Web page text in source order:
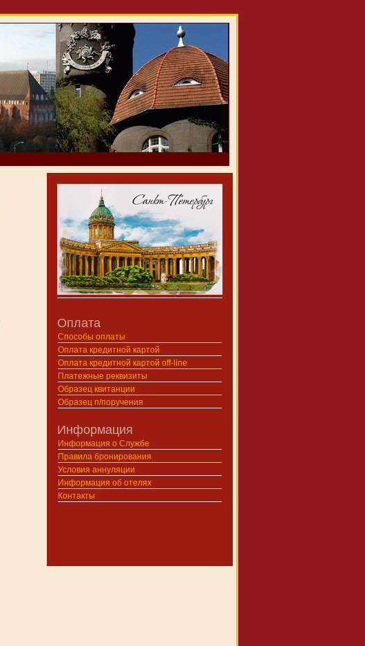
Оплата
Способы оплаты
Оплата кредитной картой
Оплата кредитной картой off-line
Платежные реквизиты
Образец квитанции
Образец п/поручения
Информация
Информация о Службе
Правила бронирования
Условия аннуляции
Информация об отелях
Контакты